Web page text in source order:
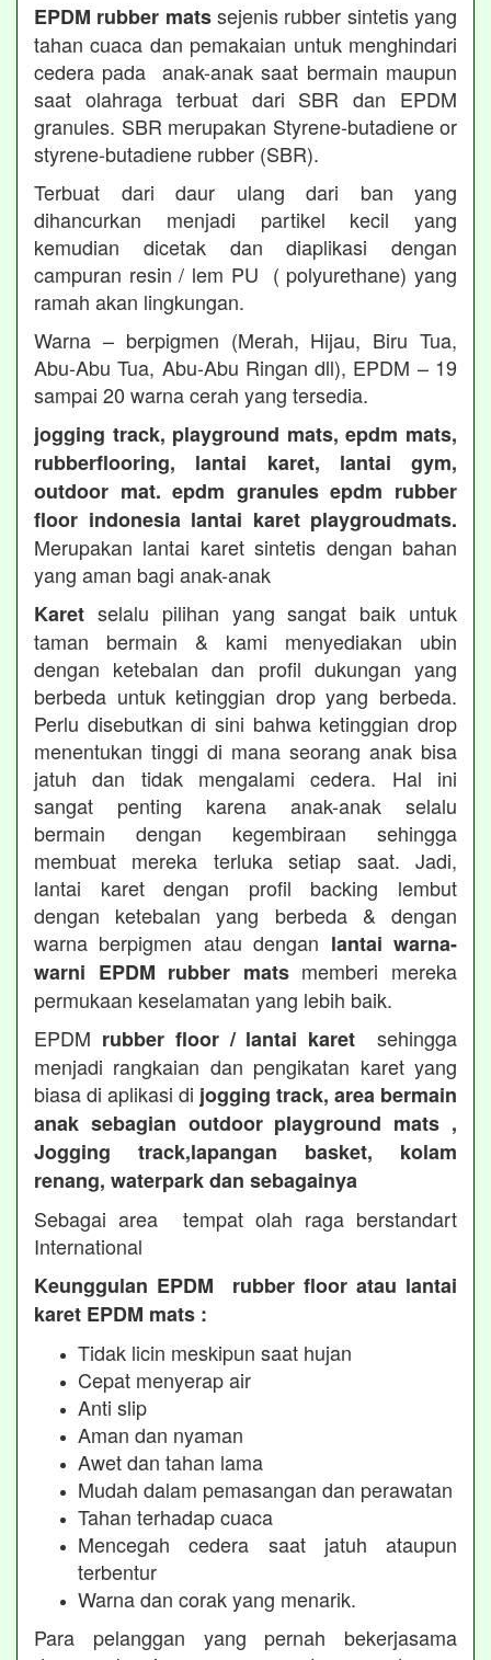
EPDM rubber matssejenis rubber sintetis yang
tahan cuaca dan pemakaian untuk menghindari
cedera pada anak-anak saat bermain maupun
saat olahraga terbuat dari SBR dan EPDM
granules. SBR merupakan Styrene-butadiene or
styrene-butadiene rubber (SBR).
Terbuat dari daur ulang dari ban yang
dihancurkan menjadi partikel kecil yang
kemudian dicetak dan diaplikasi dengan
campuran resin / lem PU ( polyurethane) yang
ramah akan lingkungan.
Warna – berpigmen (Merah, Hijau, Biru Tua,
Abu-Abu Tua, Abu-Abu Ringan dll), EPDM – 19
sampai 20 warna cerah yang tersedia.
jogging track, playground mats, epdm mats,
rubberflooring, lantai karet, lantai gym,
outdoor mat. epdm granules epdm rubber
floor indonesia lantai karet playgroudmats.
Merupakan lantai karet sintetis dengan bahan
yang aman bagi anak-anak
Karet selalu pilihan yang sangat baik untuk
taman bermain & kami menyediakan ubin
dengan ketebalan dan profil dukungan yang
berbeda untuk ketinggian drop yang berbeda.
Perlu disebutkan di sini bahwa ketinggian drop
menentukan tinggi di mana seorang anak bisa
jatuh dan tidak mengalami cedera. Hal ini
sangat penting karena anak-anak selalu
bermain dengan kegembiraan sehingga
membuat mereka terluka setiap saat. Jadi,
lantai karet dengan profil backing lembut
dengan ketebalan yang berbeda & dengan
warna berpigmen atau dengan lantai warna-
warni EPDM rubber matsmemberi mereka
permukaan keselamatan yang lebih baik.
EPDM rubber floor / lantai karet sehingga
menjadi rangkaian dan pengikatan karet yang
biasa di aplikasi di jogging track, area bermain
anak sebagian outdoor playground mats ,
Jogging track,lapangan basket, kolam
renang, waterpark dan sebagainya
Sebagai area tempat olah raga berstandart
International
Keunggulan EPDM rubber floor atau lantai
karet EPDM mats :
Tidak licin meskipun saat hujan
Cepat menyerap air
Anti slip
Aman dan nyaman
Awet dan tahan lama
Mudah dalam pemasangan dan perawatan
Tahan terhadap cuaca
Mencegah cedera saat jatuh ataupun
terbentur
Warna dan corak yang menarik.
Para pelanggan yang pernah bekerjasama